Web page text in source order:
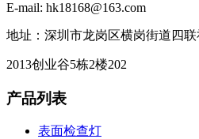
E-mail: hk18168@163.com
地址：深圳市龙岗区横岗街道四
2013创业谷5栋2楼202
产品列表
表面检查灯